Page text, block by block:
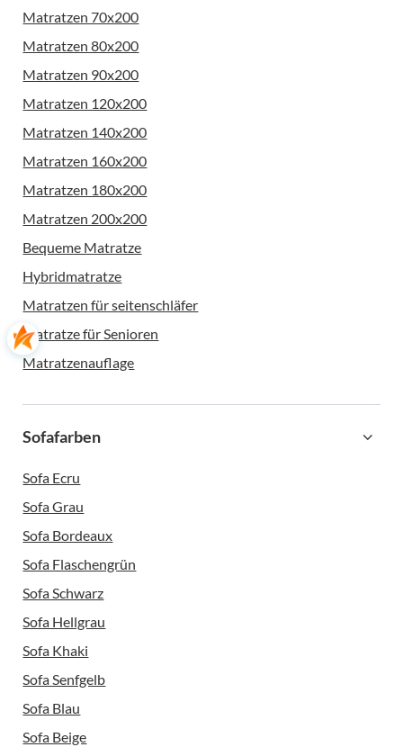
Matratzen 70x200
Matratzen 80x200
Matratzen 90x200
Matratzen 120x200
Matratzen 140x200
Matratzen 160x200
Matratzen 180x200
Matratzen 200x200
Bequeme Matratze
Hybridmatratze
Matratzen für seitenschläfer
Matratze für Senioren
Matratzenauflage
Sofafarben
Sofa Ecru
Sofa Grau
Sofa Bordeaux
Sofa Flaschengrün
Sofa Schwarz
Sofa Hellgrau
Sofa Khaki
Sofa Senfgelb
Sofa Blau
Sofa Beige